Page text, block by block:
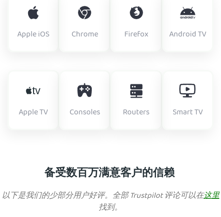
Apple iOS Chrome Firefox Android TV
Apple TV Consoles Routers Smart TV
备受数百万满意客户的信赖
以下是我们的少部分用户好评。全部 Trustpilot 评论可以在这里
找到。